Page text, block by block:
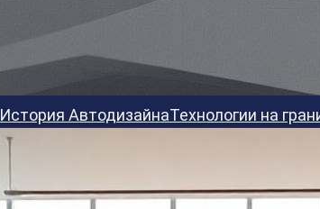
История АвтодизайнаТехнологии на